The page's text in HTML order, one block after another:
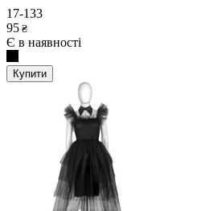
17-133
95 ₴
Є в наявності
Купити